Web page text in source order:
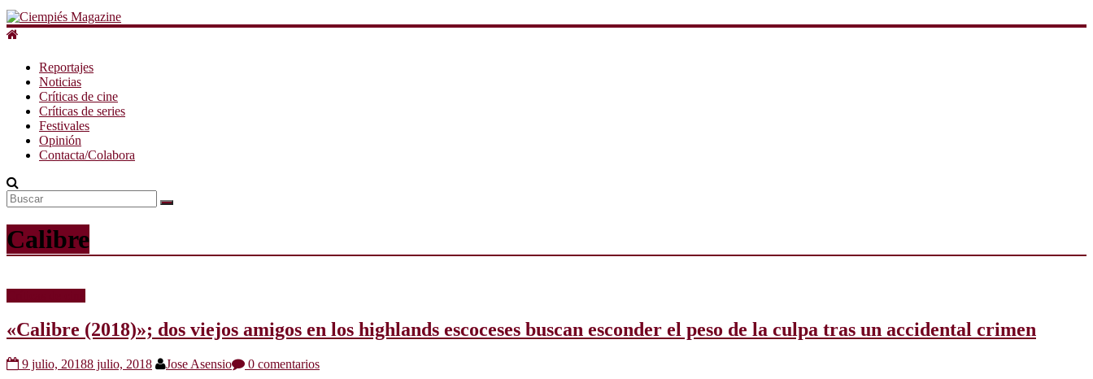
Reportajes
Noticias
Críticas de cine
Críticas de series
Festivales
Opinión
Contacta/Colabora
Calibre
«Calibre (2018)»; dos viejos amigos en los highlands escoceses buscan esconder el peso de la culpa tras un accidental crimen
9 julio, 20188 julio, 2018 Jose Asensio
0 comentarios